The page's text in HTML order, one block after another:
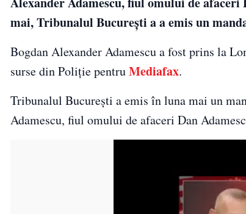
mai, Tribunalul Bucureşti a a emis un
Bogdan Alexander Adamescu a fost prins la
surse din Poliţie pentruMediafax.
Tribunalul Bucureşti a emis în luna mai un
Adamescu, fiul omului de afaceri Dan